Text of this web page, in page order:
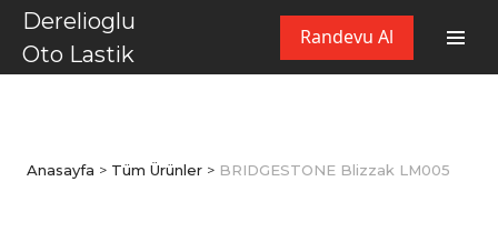
Derelioglu
Oto Lastik
Randevu Al
Anasayfa > Tüm Ürünler > BRIDGESTONE Blizzak LM005